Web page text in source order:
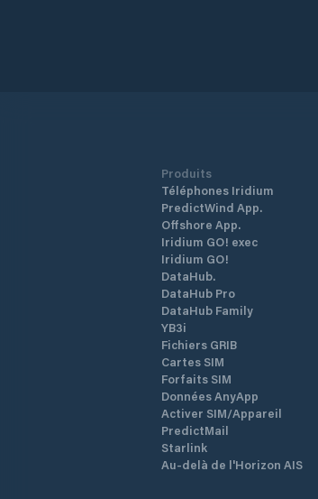
Produits
Téléphones Iridium
PredictWind App.
Offshore App.
Iridium GO! exec
Iridium GO!
DataHub.
DataHub Pro
DataHub Family
YB3i
Fichiers GRIB
Cartes SIM
Forfaits SIM
Données AnyApp
Activer SIM/Appareil
PredictMail
Starlink
Au-delà de l'Horizon AIS